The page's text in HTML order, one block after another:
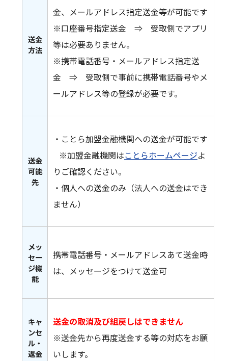
送金
方法
金、メールアドレス指定送金等が可能です
※口座番号指定送金 ⇒ 受取側でアプリ
等は必要ありません。
※携帯電話番号・メールアドレス指定送
金 ⇒ 受取側で事前に携帯電話番号やメ
ールアドレス等の登録が必要です。
送金
可能
先
・ことら加盟金融機関への送金が可能です
※加盟金融機関はことらホームページよ
りご確認ください。
・個人への送金のみ（法人への送金はでき
ません）
メッ
セー
ジ機
能
携帯電話番号・メールアドレスあて送金時
は、メッセージをつけて送金可
キャ
ンセ
ル・
返金
送金の取消及び組戻しはできません
※送金先から再度送金する等の対応をお願
いします。